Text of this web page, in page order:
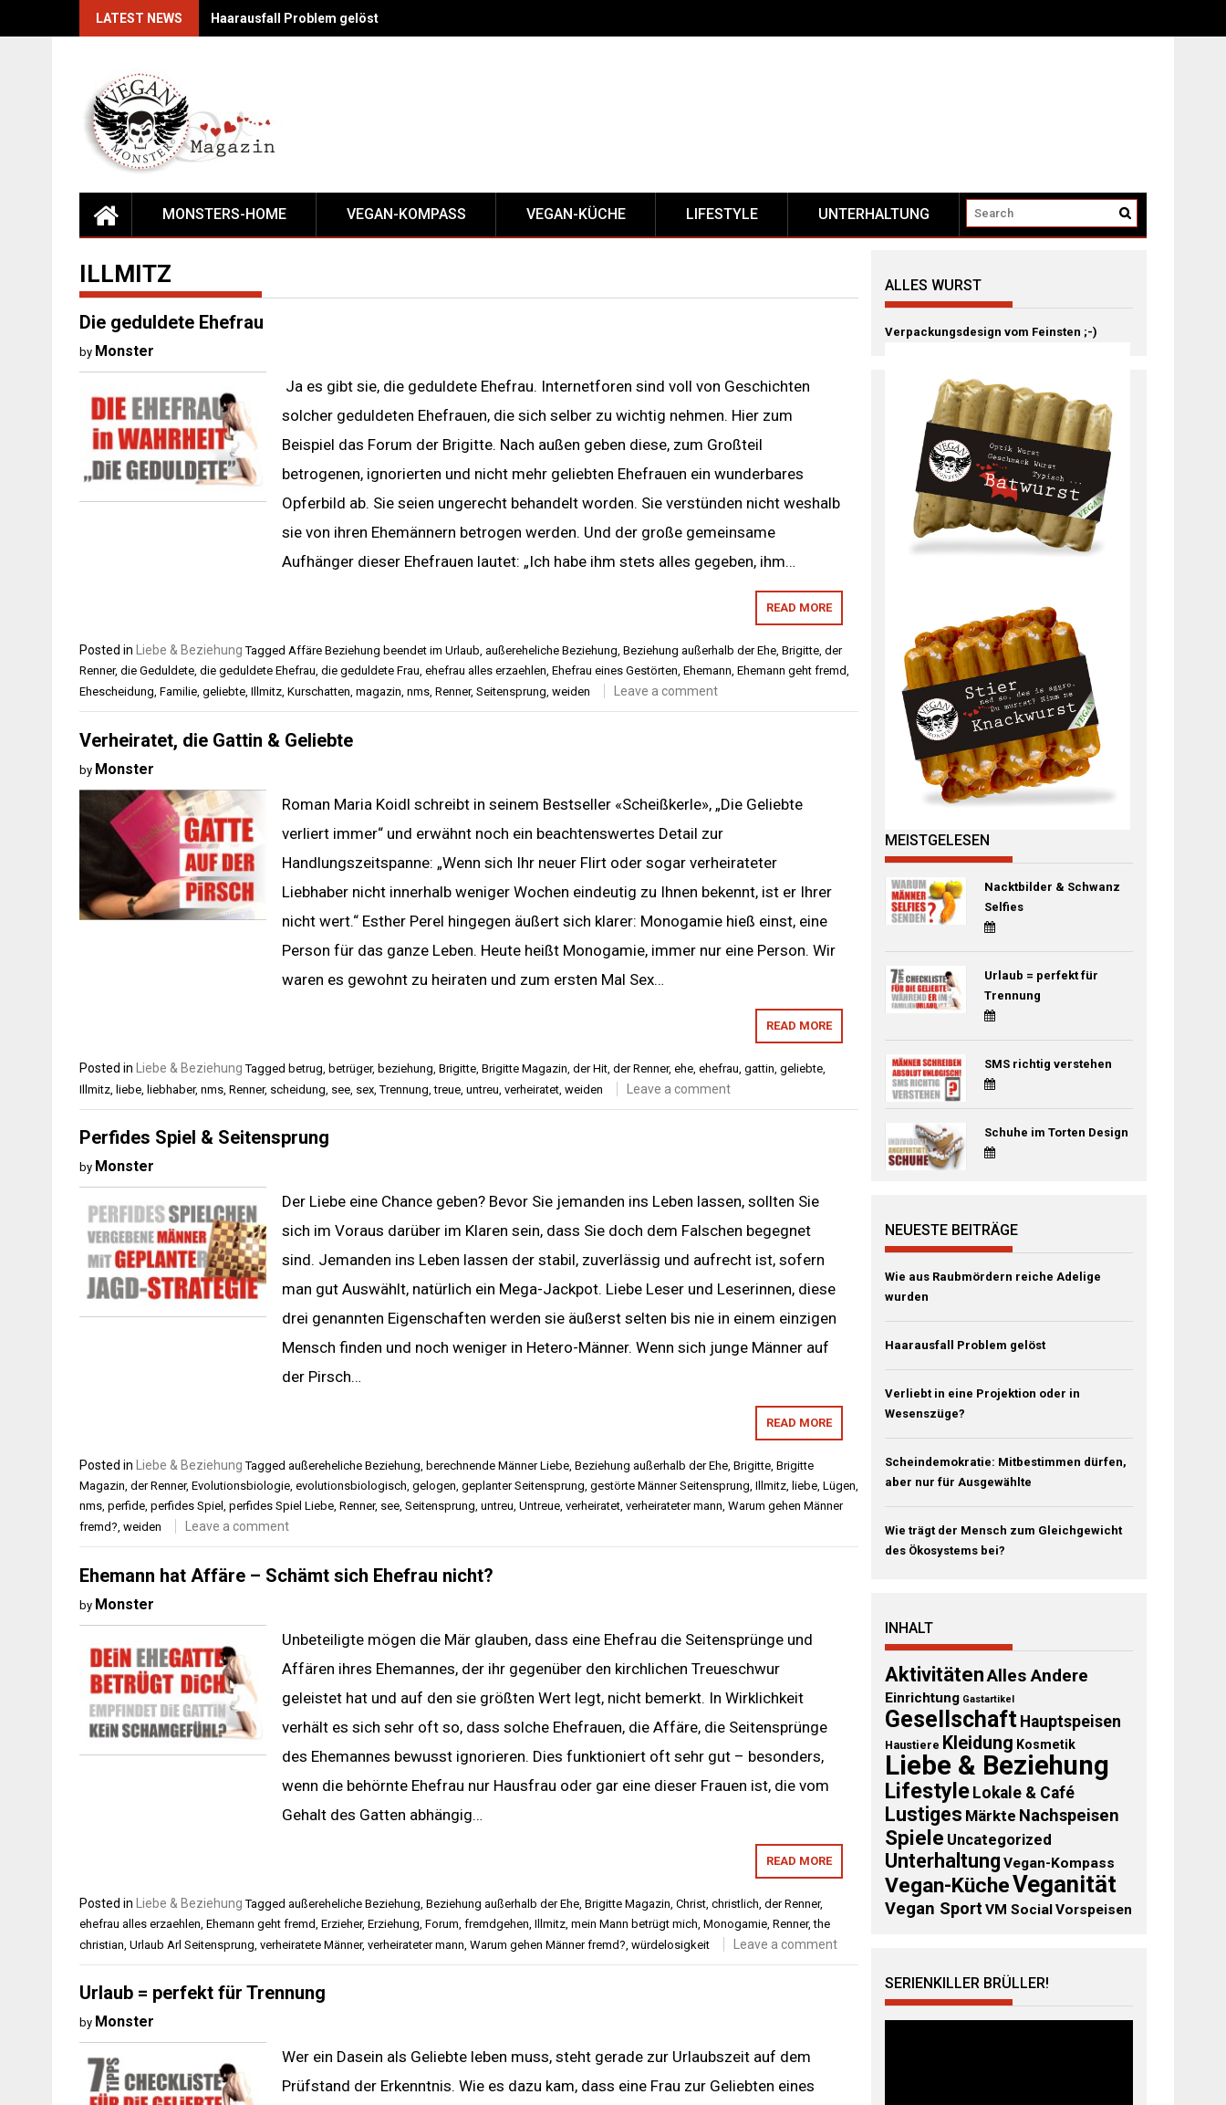
LATEST NEWS Haarausfall Problem gelöst
MONSTERS-HOME VEGAN-KOMPASS VEGAN-KÜCHE LIFESTYLE UNTERHALTUNG
ILLMITZ
Die geduldete Ehefrau
by Monster
Ja es gibt sie, die geduldete Ehefrau. Internetforen sind voll von Geschichten
solcher geduldeten Ehefrauen, die sich selber zu wichtig nehmen. Hier zum
Beispiel das Forum der Brigitte. Nach außen geben diese, zum Großteil
betrogenen, ignorierten und nicht mehr geliebten Ehefrauen ein wunderbares
Opferbild ab. Sie seien ungerecht behandelt worden. Sie verstünden nicht weshalb
sie von ihren Ehemännern betrogen werden. Und der große gemeinsame
Aufhänger dieser Ehefrauen lautet: „Ich habe ihm stets alles gegeben, ihm…
READ MORE
Posted in Liebe & Beziehung Tagged Affäre Beziehung beendet im Urlaub, außereheliche Beziehung, Beziehung außerhalb der Ehe, Brigitte, der
Renner, die Geduldete, die geduldete Ehefrau, die geduldete Frau, ehefrau alles erzaehlen, Ehefrau eines Gestörten, Ehemann, Ehemann geht fremd,
Ehescheidung, Familie, geliebte, Illmitz, Kurschatten, magazin, nms, Renner, Seitensprung, weiden Leave a comment
Verheiratet, die Gattin & Geliebte
by Monster
Roman Maria Koidl schreibt in seinem Bestseller «Scheißkerle», „Die Geliebte
verliert immer“ und erwähnt noch ein beachtenswertes Detail zur
Handlungszeitspanne: „Wenn sich Ihr neuer Flirt oder sogar verheirateter
Liebhaber nicht innerhalb weniger Wochen eindeutig zu Ihnen bekennt, ist er Ihrer
nicht wert.“ Esther Perel hingegen äußert sich klarer: Monogamie hieß einst, eine
Person für das ganze Leben. Heute heißt Monogamie, immer nur eine Person. Wir
waren es gewohnt zu heiraten und zum ersten Mal Sex…
READ MORE
Posted in Liebe & Beziehung Tagged betrug betrüger, beziehung Brigitte Brigitte Magazin der Hit der Renner, ehe ehefrau gattin geliebte
Illmitz liebe liebhaber, nms Renner, scheidung see sex ,Trennung ,treue untreu verheiratet weiden Leave a comment
Perfides Spiel & Seitensprung
by Monster
Der Liebe eine Chance geben? Bevor Sie jemanden ins Leben lassen, sollten Sie
sich im Voraus darüber im Klaren sein, dass Sie doch dem Falschen begegnet
sind. Jemanden ins Leben lassen der stabil, zuverlässig und aufrecht ist, sofern
man gut Auswählt, natürlich ein Mega-Jackpot. Liebe Leser und Leserinnen, diese
drei genannten Eigenschaften werden sie äußerst selten bis nie in einem einzigen
Mensch finden und noch weniger in Hetero-Männer. Wenn sich junge Männer auf
der Pirsch…
READ MORE
Posted in Liebe & Beziehung Tagged außereheliche Beziehung, berechnende Männer Liebe, Beziehung außerhalb der Ehe, Brigitte, Brigitte
Magazin, der Renner, Evolutionsbiologie, evolutionsbiologisch, gelogen, geplanter Seitensprung, gestörte Männer Seitensprung, Illmitz, liebe, Lügen,
nms, perfide, perfides Spiel , perfides Spiel Liebe, Renner, see, Seitensprung, untreu, Untreue, verheiratet, verheirateter mann, Warum gehen Männer
fremd?, weiden Leave a comment
Ehemann hat Affäre – Schämt sich Ehefrau nicht?
by Monster
Unbeteiligte mögen die Mär glauben, dass eine Ehefrau die Seitensprünge und
Affären ihres Ehemannes, der ihr gegenüber den kirchlichen Treueschwur
geleistet hat und auf den sie größten Wert legt, nicht bemerkt. In Wirklichkeit
verhält es sich sehr oft so, dass solche Ehefrauen, die Affäre, die Seitensprünge
des Ehemannes bewusst ignorieren. Dies funktioniert oft sehr gut – besonders,
wenn die behörnte Ehefrau nur Hausfrau oder gar eine dieser Frauen ist, die vom
Gehalt des Gatten abhängig…
READ MORE
Posted in Liebe & Beziehung Tagged außereheliche Beziehung Beziehung außerhalb der Ehe Brigitte Magazin Christ christlich der Renner,
ehefrau alles erzaehlen Ehemann geht fremd Erzieher, Erziehung Forum fremdgehen Illmitz mein Mann betrügt mich Monogamie Renner,the
christian Urlaub Arl Seitensprung verheiratete Männer, verheirateter mann Warum gehen Männer fremd? würdelosigkeit Leave a comment
Urlaub = perfekt für Trennung
by Monster
Wer ein Dasein als Geliebte leben muss, steht gerade zur Urlaubszeit auf dem
Prüfstand der Erkenntnis. Wie es dazu kam, dass eine Frau zur Geliebten eines
ALLES WURST
Verpackungsdesign vom Feinsten ;-)
MEISTGELESEN
Nacktbilder & Schwanz
Selfies
Urlaub = perfekt für
Trennung
SMS richtig verstehen
Schuhe im Torten Design
NEUESTE BEITRÄGE
Wie aus Raubmördern reiche Adelige
wurden
Haarausfall Problem gelöst
Verliebt in eine Projektion oder in
Wesenszüge?
Scheindemokratie: Mitbestimmen dürfen,
aber nur für Ausgewählte
Wie trägt der Mensch zum Gleichgewicht
des Ökosystems bei?
INHALT
AktivitätenAlles Andere
Einrichtung Gastartikel
Gesellschaft Hauptspeisen
Haustiere Kleidung Kosmetik
Liebe & Beziehung
Lifestyle Lokale & Café
Lustiges Märkte Nachspeisen
Spiele Uncategorized
Unterhaltung Vegan-Kompass
Vegan-KücheVeganität
Vegan SportVM SocialVorspeisen
SERIENKILLER BRÜLLER!